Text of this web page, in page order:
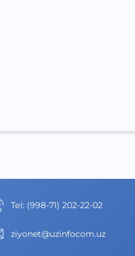
Теl: (998-71) 202-22-02
ziyonet@uzinfocom.uz